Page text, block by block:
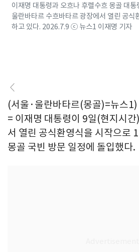
이재명 대통령과 오흐나 후렐수흐 몽골 대
울란바타르 수흐바타르 광장에서 열린 공식
하고 있다. 2026.7.9 ⓒ 뉴스1 이재명 기자
(서울·울란바타르(몽골)=뉴스
= 이재명 대통령이 9일(현지시간
서 열린 공식환영식을 시작으로
몽골 국빈 방문 일정에 돌입했다.